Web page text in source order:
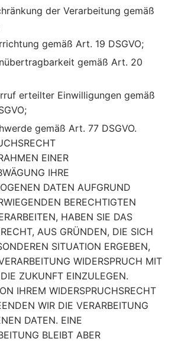
der Verarbeitung gemäß
gemäß Art. 19 DSGVO;
gemäß Art. 20
erteilter Einwilligungen gemäß
gemäß Art. 77 DSGVO.
EINER
IHRE
DATEN AUFGRUND
BERECHTIGTEN
HABEN SIE DAS
AUS GRÜNDEN, DIE SICH
SITUATION ERGEBEN,
WIDERSPRUCH MIT
ZUKUNFT EINZULEGEN.
IHREM WIDERSPRUCHSRECHT
WIR DIE VERARBEITUNG
DATEN. EINE
BLEIBT ABER